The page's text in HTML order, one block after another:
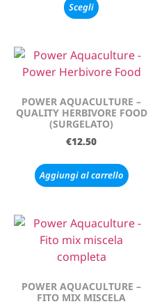
Scegli
POWER AQUACULTURE –
QUALITY HERBIVORE FOOD
(SURGELATO)
€12.50
Aggiungi al carrello
POWER AQUACULTURE –
FITO MIX MISCELA